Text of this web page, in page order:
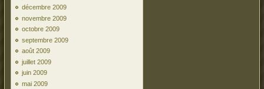
décembre 2009
novembre 2009
octobre 2009
septembre 2009
août 2009
juillet 2009
juin 2009
mai 2009